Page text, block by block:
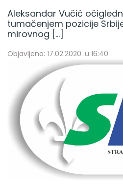
Aleksandar Vučić
tumačenjem pozicije
mirovnog […]
Objavljeno: 17.02.2020. u 16:40